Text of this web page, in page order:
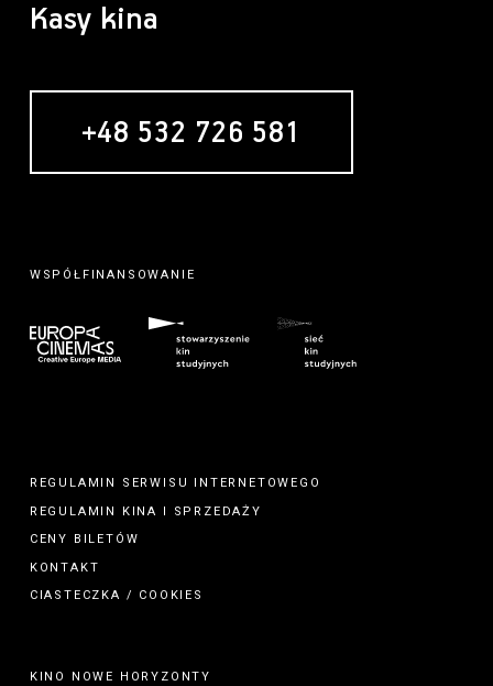
Kasy kina
+48 532 726 581
WSPÓŁFINANSOWANIE
REGULAMIN SERWISU INTERNETOWEGO
REGULAMIN KINA I
SPRZEDAŻY
CENY BILETÓW
KONTAKT
CIASTECZKA / COOKIES
KINO NOWE HORYZONTY